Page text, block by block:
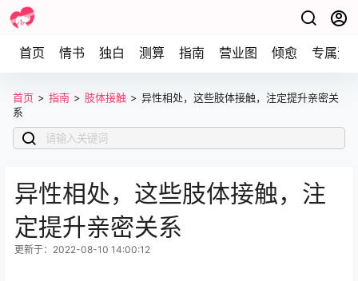
首页 情书 独白 测算 指南 营业图 倾愈 专属资
首页 > 指南 > 肢体接触 > 异性相处，这些肢体接触，注定提升亲密关
系
异性相处，这些肢体接触，注
定提升亲密关系
更新于：2022-08-10 14:00:12